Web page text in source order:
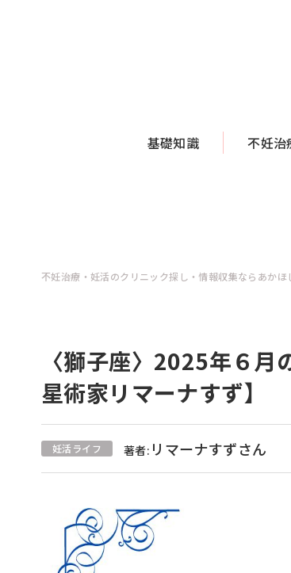
基礎知識 不妊治
不妊治療・妊活のクリニック探し・情報収集ならあかほ
〈獅子座〉2025年６
星術家リマーナすず】
妊活ライフ 著者: リマーナすずさん